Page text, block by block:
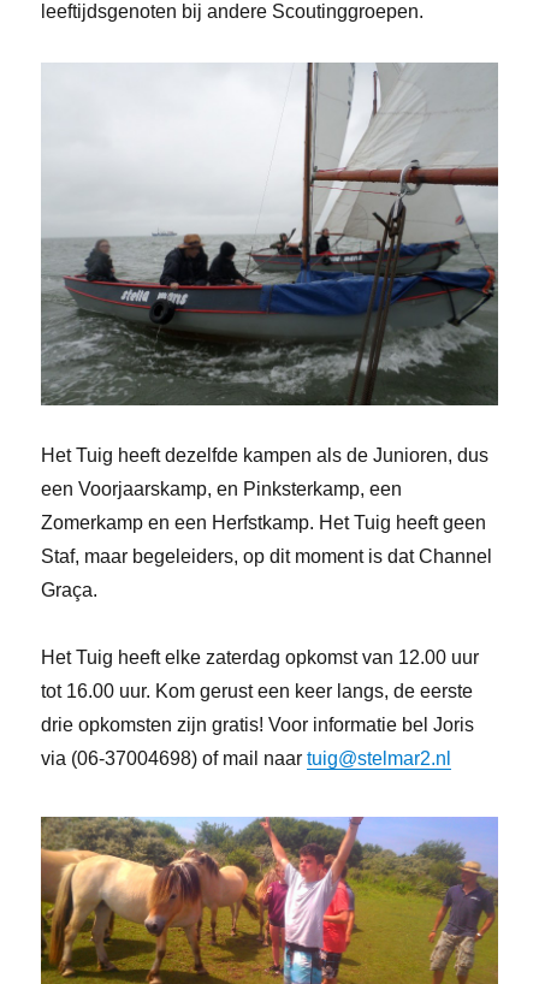
leeftijdsgenoten bij andere Scoutinggroepen.
Het Tuig heeft dezelfde kampen als de Junioren, dus
een Voorjaarskamp, en Pinksterkamp, een
Zomerkamp en een Herfstkamp. Het Tuig heeft geen
Staf, maar begeleiders, op dit moment is dat Channel
Graça.
Het Tuig heeft elke zaterdag opkomst van 12.00 uur
tot 16.00 uur. Kom gerust een keer langs, de eerste
drie opkomsten zijn gratis! Voor informatie bel Joris
via (06-37004698) of mail naartuig@stelmar2.nl